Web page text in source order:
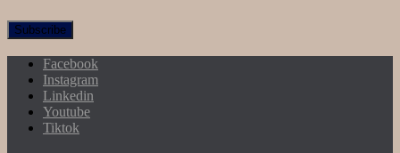
Facebook
Instagram
Linkedin
Youtube
Tiktok